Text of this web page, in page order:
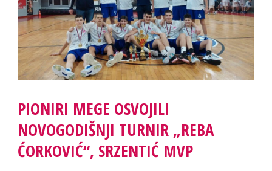
PIONIRI MEGE OSVOJILI
NOVOGODIŠNJI TURNIR „REBA
ĆORKOVIĆ“, SRZENTIĆ MVP